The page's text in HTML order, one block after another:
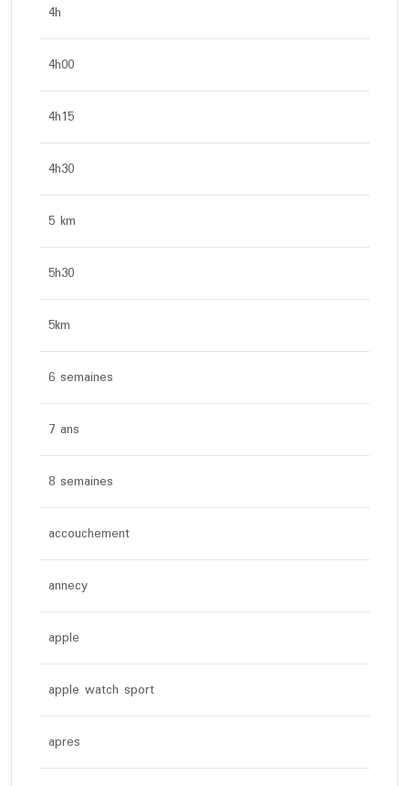
4h
4h00
4h15
4h30
5 km
5h30
5km
6 semaines
7 ans
8 semaines
accouchement
annecy
apple
apple watch sport
apres